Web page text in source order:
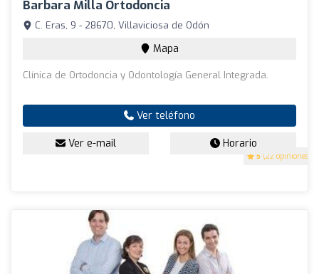
Barbara Milla Ortodoncia
5 (22 opiniones)
C. Eras, 9 - 28670, Villaviciosa de Odón
Mapa
Clínica de Ortodoncia y Odontología General Integrada.
Ver teléfono
Ver e-mail Horario